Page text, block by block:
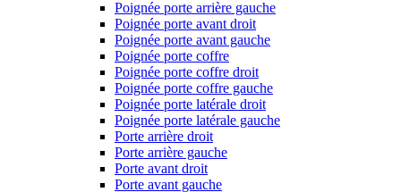
Poignée porte arrière gauche
Poignée porte avant droit
Poignée porte avant gauche
Poignée porte coffre
Poignée porte coffre droit
Poignée porte coffre gauche
Poignée porte latérale droit
Poignée porte latérale gauche
Porte arrière droit
Porte arrière gauche
Porte avant droit
Porte avant gauche